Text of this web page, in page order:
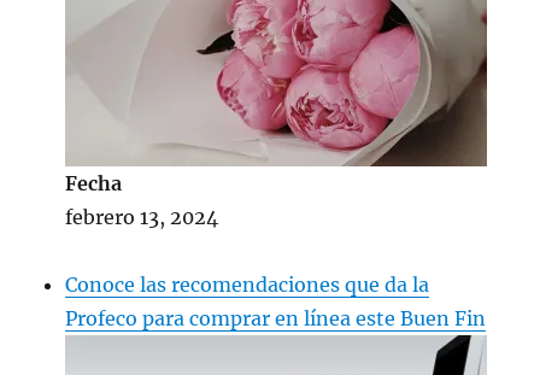
Fecha
febrero 13, 2024
Conoce las recomendaciones que da la
Profeco para comprar en línea este Buen Fin